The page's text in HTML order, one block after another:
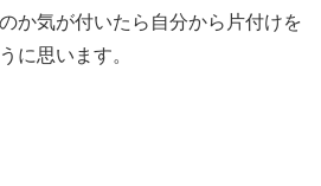
か気が付いたら自分から片付けを
に思います。